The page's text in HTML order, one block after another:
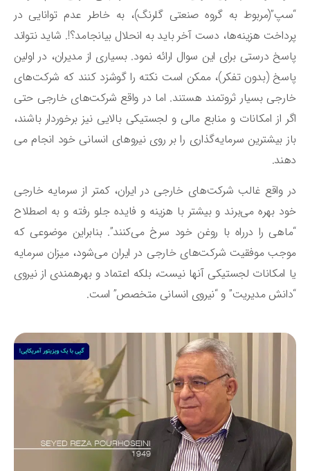
به گروه صنعتی گلرنگ)، به خاطر عدم توانایی در
هزینه‌ها، دست آخر باید به انحلال بیانجامد؟!. شاید نتواند
درستی برای این سوال ارائه نمود. بسیاری از مدیران، در اولین
(بدون تفکر)، ممکن است نکته را گوشزد کنند که شرکت‌های
بسیار ثروتمند هستند. اما در واقع شرکت‌های خارجی حتی
از امکانات و منابع مالی و لجستیکی بالایی نیز برخوردار باشند،
بیشترین سرمایه‌گذاری را بر روی نیروهای انسانی خود انجام می
واقع غالب شرکت‌های خارجی در ایران، کمتر از سرمایه خارجی
بهره می‌برند و بیشتر با هزینه و فایده جلو رفته و به اصطلاح
را درراه با روغن خود سرخ می‌کنند”. بنابراین موضوعی که
موفقیت شرکت‌های خارجی در ایران می‌شود، میزان سرمایه
یا امکانات لجستیکی آنها نیست، بلکه اعتماد و بهره‎مندی از نیروی
مدیریت” و “نیروی انسانی متخصص” است.